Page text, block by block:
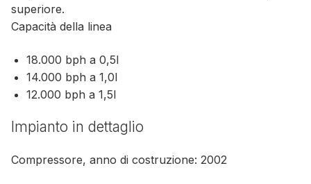
superiore.
Capacità della linea
18.000 bph a 0,5l
14.000 bph a 1,0l
12.000 bph a 1,5l
Impianto in dettaglio
Compressore, anno di costruzione: 2002